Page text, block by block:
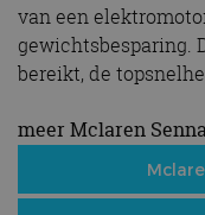
van een
gewichtsbesparing.
bereikt, de
meer Mclaren